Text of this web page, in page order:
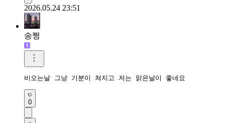
2026.05.24 23:51
송쩡
비오는날 그냥 기분이 쳐지고 저는 맑은날이 좋네요
0